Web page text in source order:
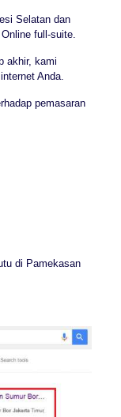
Selatan dan
full-suite.
akhir, kami
Anda.
pemasaran
di Pamekasan